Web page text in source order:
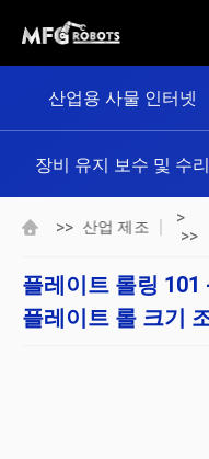
산업용 사물 인터넷
장비 유지 보수 및 수리
>> 산업 제조
>
>>
플레이트 롤링
플레이트 롤 크기